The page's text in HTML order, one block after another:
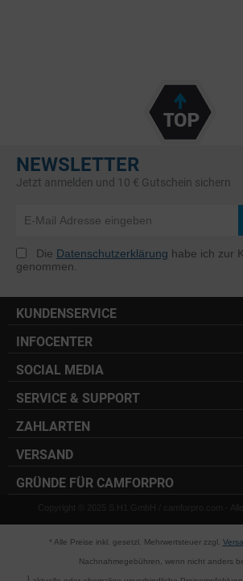
NEWSLETTER
Jetzt anmelden und 10 € Gutschein sichern
Die Datenschutzerklärung habe ich zur
genommen.
KUNDENSERVICE
INFOCENTER
SOCIAL MEDIA
SERVICE & SUPPORT
ZAHLARTEN
VERSAND
GRÜNDE FÜR CAMFORPRO
Copyright © 2025 S.H1 GmbH / camforpro.com -
* Alle Preise inkl. gesetzl. Mehrwertsteuer zzgl.
Nachnahmegebühren, wenn nicht anders
1